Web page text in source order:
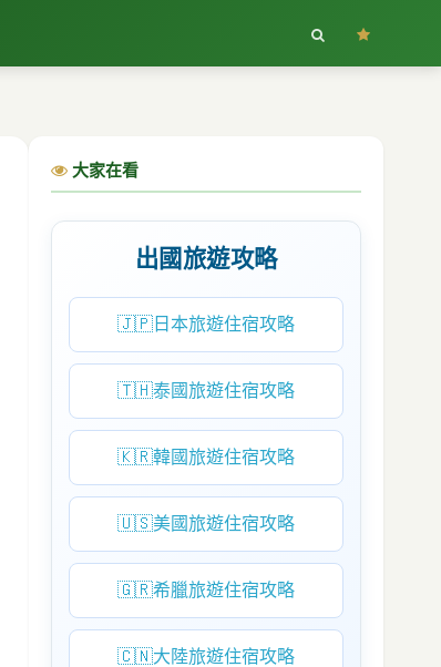
大家在看
出國旅遊攻略
🇯🇵 日本旅遊住宿攻略
🇹🇭泰國旅遊住宿攻略
🇰🇷韓國旅遊住宿攻略
🇺🇸美國旅遊住宿攻略
🇬🇷希臘旅遊住宿攻略
🇨🇳大陸旅遊住宿攻略